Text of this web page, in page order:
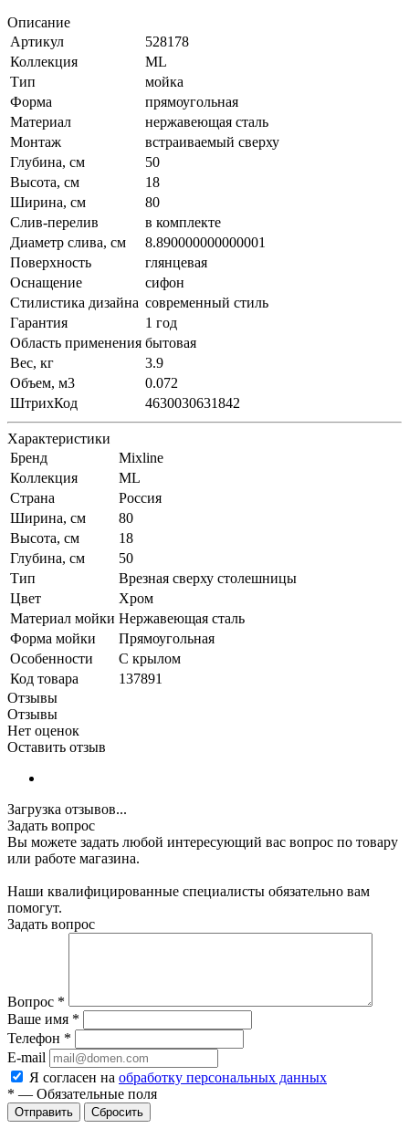
Описание
Артикул
528178
Коллекция
ML
Тип
мойка
Форма
прямоугольная
Материал
нержавеющая сталь
Монтаж
встраиваемый сверху
Глубина, см
50
Высота, см
18
Ширина, см
80
Слив-перелив
в комплекте
Диаметр слива, см
8.890000000000001
Поверхность
глянцевая
Оснащение
сифон
Стилистика дизайна современный стиль
Гарантия
1 год
Область применения бытовая
Вес, кг
3.9
Объем, м3
0.072
ШтрихКод
4630030631842
Характеристики
Бренд
Mixline
Коллекция
ML
Страна
Россия
Ширина, см
80
Высота, см
18
Глубина, см
50
Тип
Врезная сверху столешницы
Цвет
Хром
Материал мойки Нержавеющая сталь
Форма мойки
Прямоугольная
Особенности
С крылом
Код товара
137891
Отзывы
Отзывы
Нет оценок
Оставить отзыв
Загрузка отзывов...
Задать вопрос
Вы можете задать любой интересующий вас вопрос по товару
или работе магазина.
Наши квалифицированные специалисты обязательно вам
помогут.
Задать вопрос
Вопрос *
Ваше имя *
Телефон *
E-mail
Я согласен на обработку персональных данных
* — Обязательные поля
Сбросить